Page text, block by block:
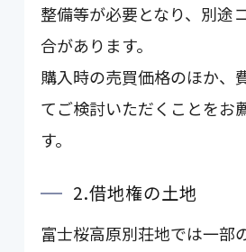
整備等が必要となり、別途
合があります。
購入時の売買価格のほか、
てご検討いただくことをお
す。
2.借地権の土地
富士桜高原別荘地では一部